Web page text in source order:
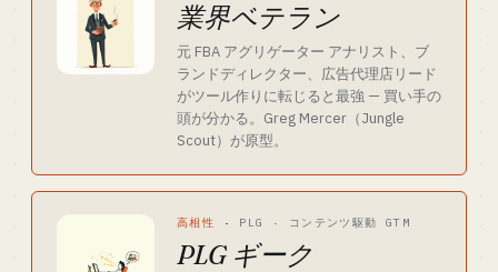
業界ベテラン
元 FBA アグリゲーター アナリスト、ブ
ランドディレクター、広告代理店リード
がツール作りに転じると最強 — 買い手の
頭が分かる。Greg Mercer（Jungle
Scout）が原型。
高相性 · PLG · コンテンツ駆動 GTM
PLG ギーク